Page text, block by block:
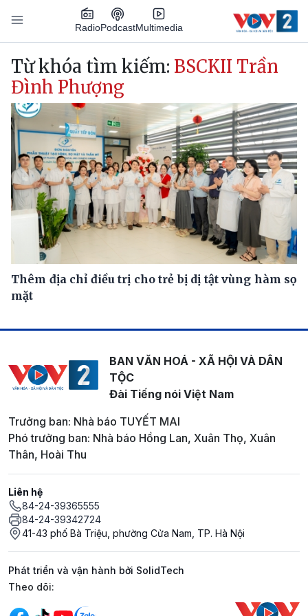
Nhảy đến nội dung
RadioPodcastMultimedia
Main navigation
Từ khóa tìm kiếm: BSCKII Trần
Đình Phượng
Thêm địa chỉ điều trị cho trẻ bị dị tật vùng hàm sọ
mặt
BAN VĂN HOÁ - XÃ HỘI VÀ DÂN
TỘC
Đài Tiếng nói Việt Nam
Trưởng ban: Nhà báo TUYẾT MAI
Phó trưởng ban: Nhà báo Hồng Lan, Xuân Thọ, Xuân
Thân, Hoài Thu
Liên hệ
84-24-39365555
84-24-39342724
41-43 phố Bà Triệu, phường Cửa Nam, TP. Hà Nội
Phát triển và vận hành bởi SolidTech
Mạng xã hội
Theo dõi: